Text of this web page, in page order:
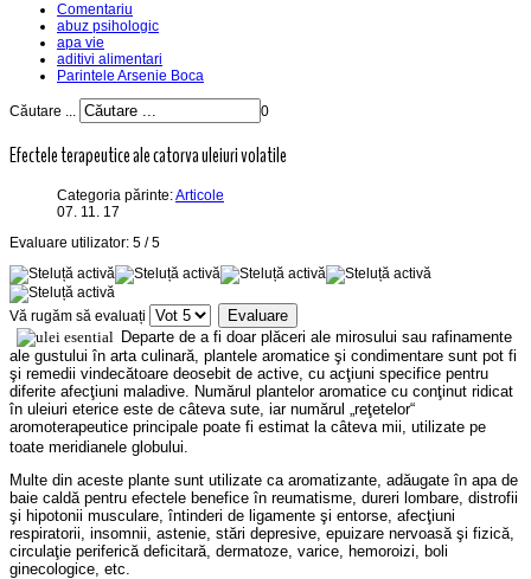
Comentariu
abuz psihologic
apa vie
aditivi alimentari
Parintele Arsenie Boca
Căutare ... 0
Efectele terapeutice ale catorva uleiuri volatile
Categoria părinte:Articole
07. 11. 17
Evaluare utilizator: 5 /5
Vă rugăm să evaluați
Departe de a fi doar plăceri ale mirosului sau rafinamente
ale gustului în arta culinară, plantele aromatice şi condimentare sunt pot fi
şi remedii vindecătoare deosebit de active, cu acţiuni specifice pentru
diferite afecţiuni maladive. Numărul plantelor aromatice cu conţinut ridicat
în uleiuri eterice este de câteva sute, iar numărul „reţetelor“
aromoterapeutice principale poate fi estimat la câteva mii, utilizate pe
toate meridianele globului.
Multe din aceste plante sunt utilizate ca aromatizante, adăugate în apa de
baie caldă pentru efectele benefice în reumatisme, dureri lombare, distrofii
şi hipotonii musculare, întinderi de ligamente şi entorse, afecţiuni
respiratorii, insomnii, astenie, stări depresive, epuizare nervoasă şi fizică,
circulaţie periferică deficitară, dermatoze, varice, hemoroizi, boli
ginecologice, etc.